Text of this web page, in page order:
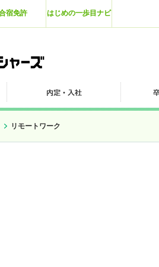
宿免許 はじめの一歩目ナビ
リモートワーク